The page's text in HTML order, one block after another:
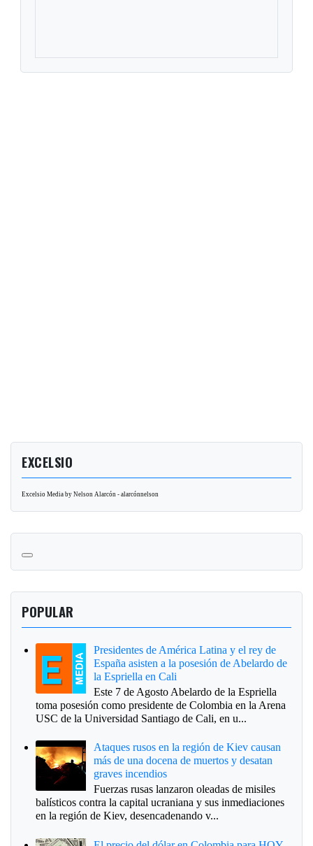
EXCELSIO
Excelsio Media by Nelson Alarcón - alarcónnelson
POPULAR
Presidentes de América Latina y el rey de
España asisten a la posesión de Abelardo de
la Espriella en Cali
Este 7 de Agosto Abelardo de la Espriella
toma posesión como presidente de Colombia en la Arena
USC de la Universidad Santiago de Cali, en u...
Ataques rusos en la región de Kiev causan
más de una docena de muertos y desatan
graves incendios
Fuerzas rusas lanzaron oleadas de misiles
balísticos contra la capital ucraniana y sus inmediaciones
en la región de Kiev, desencadenando v...